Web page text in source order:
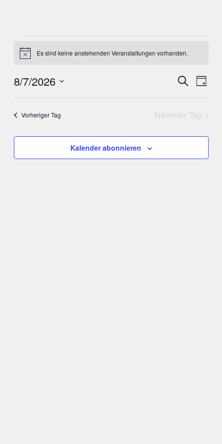
Veranstaltungen
für
August
7,
2026
HinweisEs sind keine anstehenden Veranstaltungen vorhanden.
Suche
und
SucheTag
8/7/2026
Datum
Vorheriger Tag Nächster Tag
Kalender abonnieren